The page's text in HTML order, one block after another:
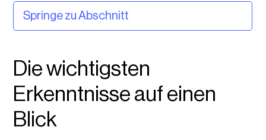
Springe zu Abschnitt
Einführung
Regulatorische Entwicklungen, die die
Die wichtigsten
Erkenntnisse auf einen
Blick